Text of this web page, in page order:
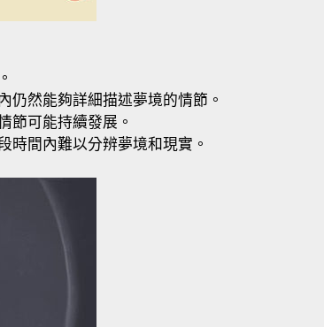
仍然能夠詳細描述夢境的情節。
節可能持續發展。
時間內難以分辨夢境和現實。